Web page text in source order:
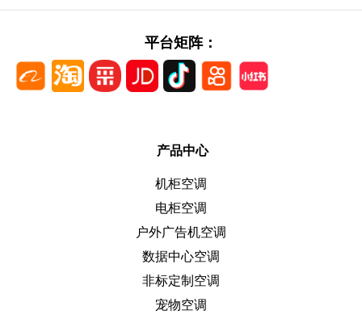
平台矩阵：
产品中心
机柜空调
电柜空调
户外广告机空调
数据中心空调
非标定制空调
宠物空调